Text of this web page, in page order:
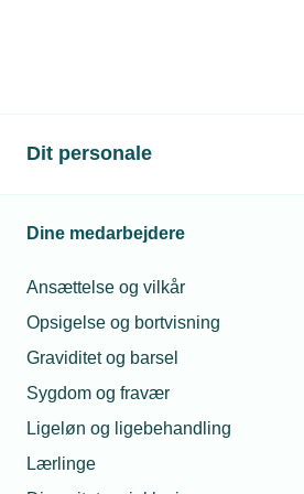
Dit personale
Dine medarbejdere
Ansættelse og vilkår
Opsigelse og bortvisning
Graviditet og barsel
Sygdom og fravær
Ligeløn og ligebehandling
Lærlinge
Nu bliver